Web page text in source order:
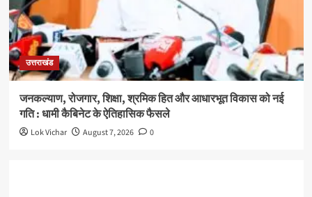
उत्तराखंड
जनकल्याण, रोजगार, शिक्षा, श्रमिक हित और आधारभूत विकास को नई
गति : धामी कैबिनेट के ऐतिहासिक फैसले
Lok Vichar August 7, 2026 0